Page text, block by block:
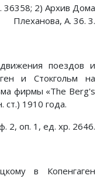
2) Архив Дома
Плеханова, А. 36. 3.
поездов и
и Стокгольм на
фирмы «The Berg's
ст.) 1910 года.
оп. 1, ед. хр. 2646.
в Копенгаген